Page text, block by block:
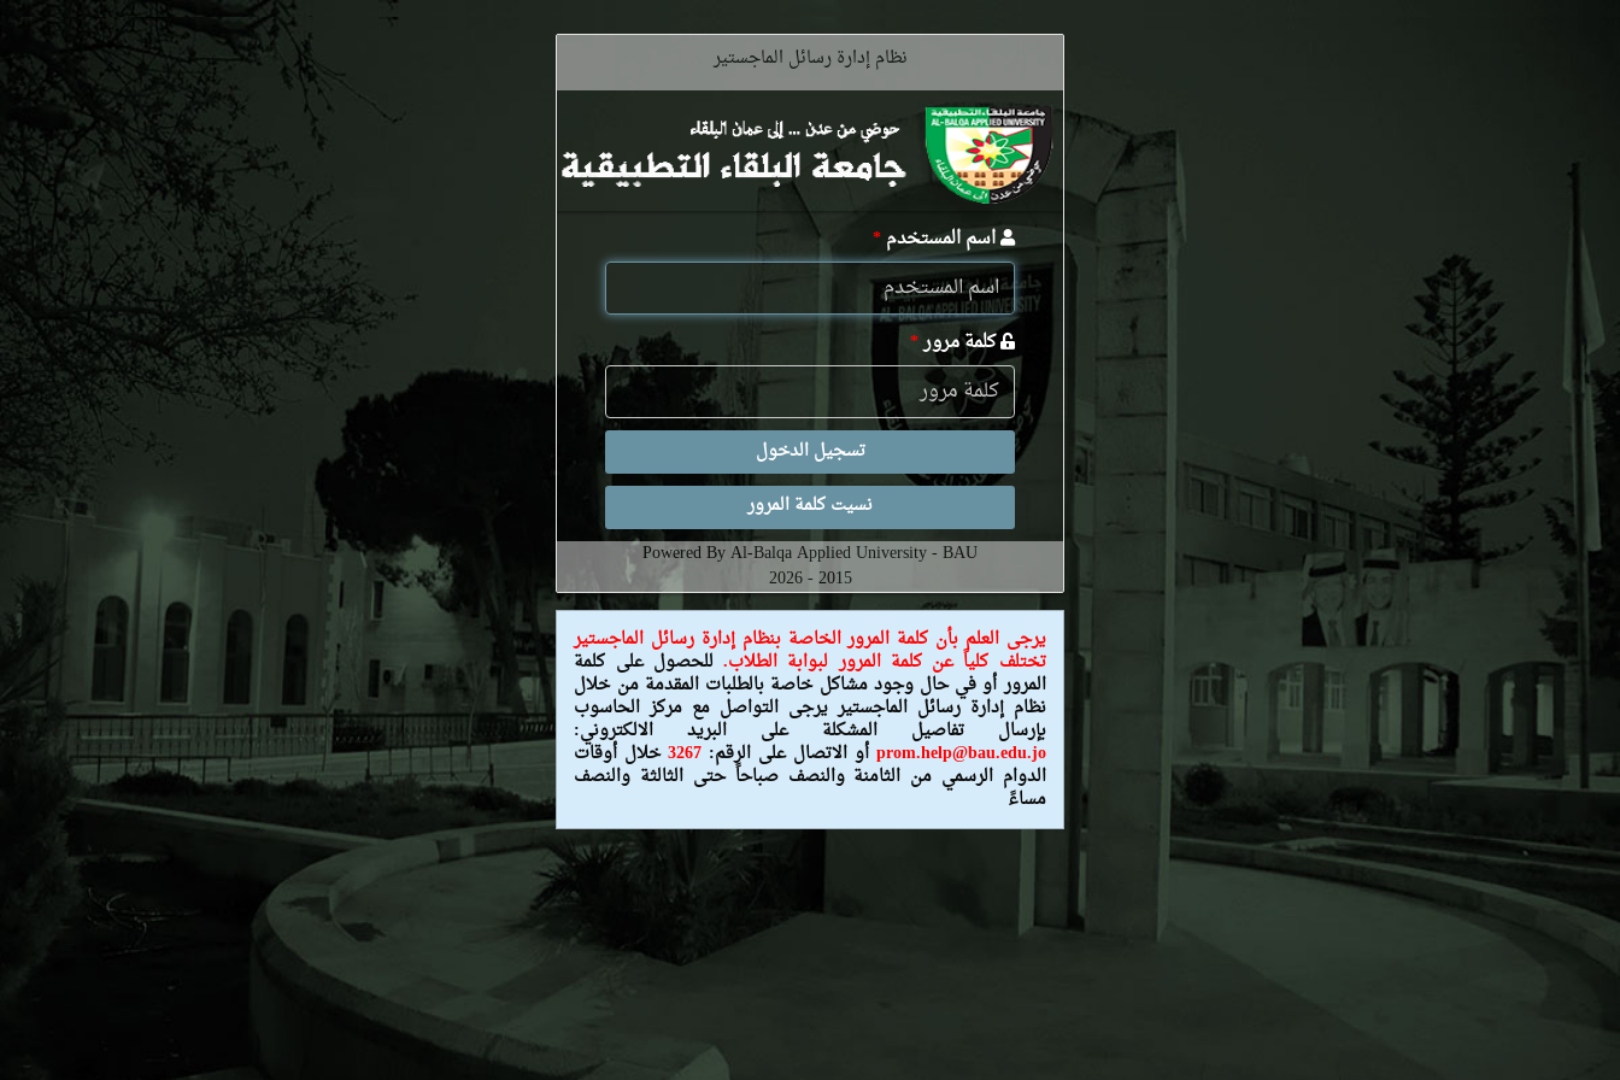
نظام إدارة رسائل الماجستير
اسم المستخدم*
كلمة مرور*
تسجيل الدخول
نسيت كلمة المرور
Powered By Al-Balqa Applied University - BAU
2015 - 2026
يرجى العلم بأن كلمة المرور الخاصة بنظام إدارة رسائل الماجستير
تختلف كلياً عن كلمة المرور لبوابة الطلاب. للحصول على كلمة
المرور أو في حال وجود مشاكل خاصة بالطلبات المقدمة من خلال
نظام إدارة رسائل الماجستير يرجى التواصل مع مركز الحاسوب
بإرسال تفاصيل المشكلة على البريد الالكتروني:
prom.help@bau.edu.jo أو الاتصال على الرقم: 3267خلال أوقات
الدوام الرسمي من الثامنة والنصف صباحاً حتى الثالثة والنصف
مساءً